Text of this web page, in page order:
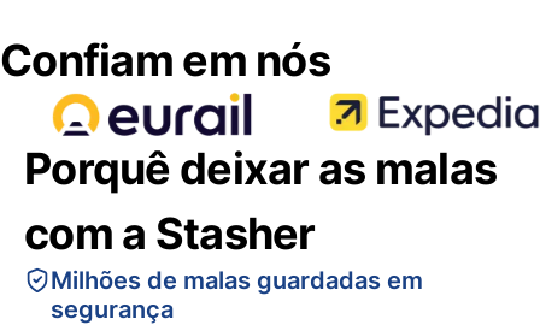
Confiam em nós
Porquê deixar as malas
com a Stasher
Milhões de malas guardadas em
segurança